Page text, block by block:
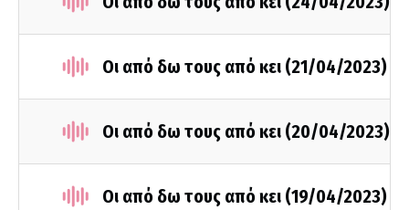
Οι από δω τους από κει (21/04/2023)
Οι από δω τους από κει (20/04/2023)
Οι από δω τους από κει (19/04/2023)